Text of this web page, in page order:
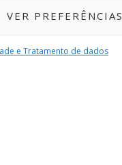
VER PREFERÊNCIAS
e Tratamento de dados